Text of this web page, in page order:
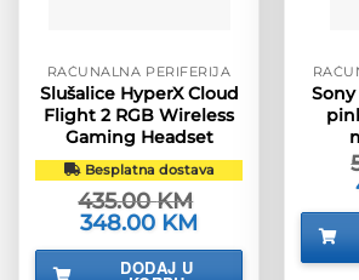
RAČUNALNA PERIFERIJA
Slušalice HyperX Cloud
Flight 2 RGB Wireless
Gaming Headset
Besplatna dostava
435.00KM
Izvorna
cijena
bila
348.00 KM
je:
DODAJ U
Sony